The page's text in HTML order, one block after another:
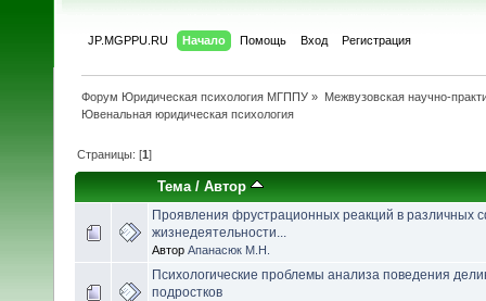
JP.MGPPU.RU Начало Помощь Вход Регистрация
Форум Юридическая психология МГППУ » Межвузовская научно-
Ювенальная юридическая психология
Страницы: [1]
Тема/Автор
Проявления фрустрационных реакций в различных
жизнедеятельности...
Автор Апанасюк М.Н.
Психологические проблемы анализа поведения
подростков